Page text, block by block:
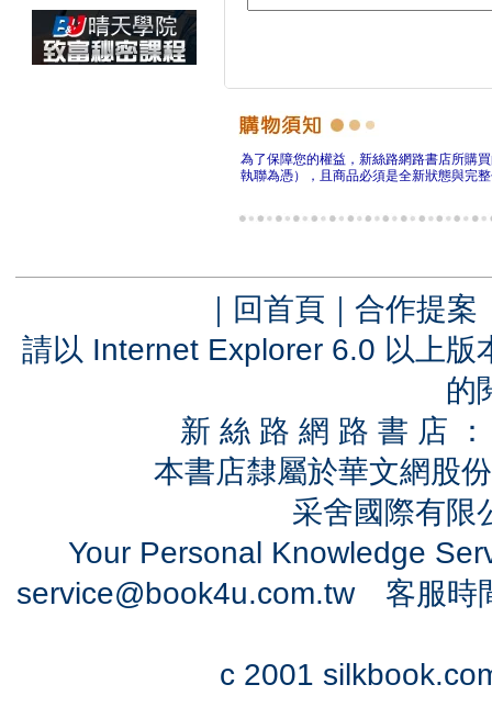
為了保障您的權益，新絲路網路書店所購
執聯為憑），且商品必須是全新狀態與完
｜ 回首頁 ｜ 合作提案
請以 Internet Explorer 6.0 以上
的
新 絲 路 網 路 書 店
本書店隸屬於華文網股
采舍國際有
Your Personal Knowledge
service@book4u.com.tw客服時
c 2001